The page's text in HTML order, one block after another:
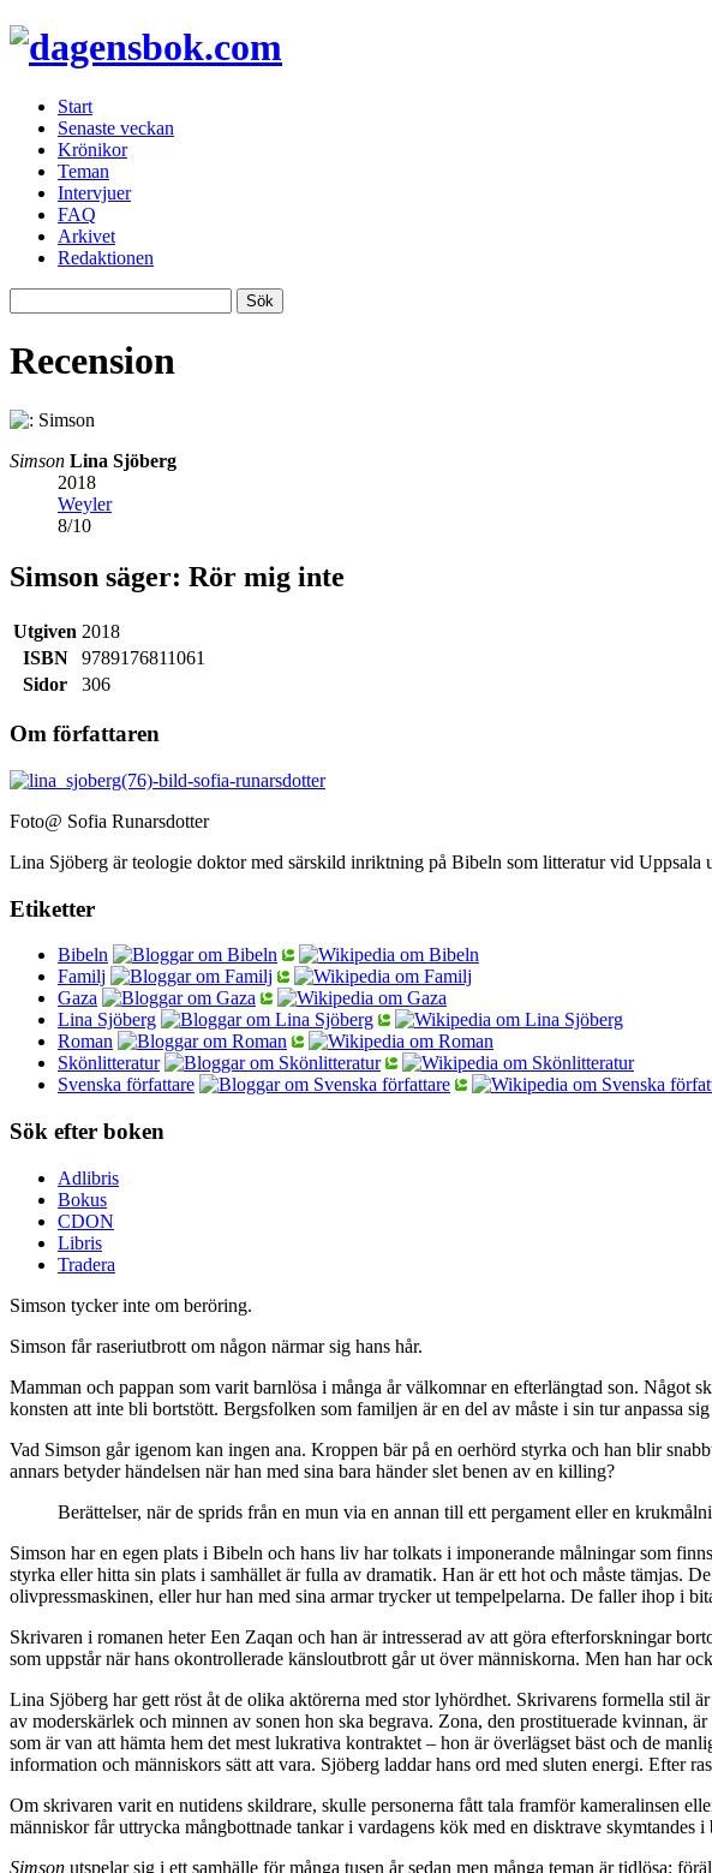
Start
Senaste veckan
Krönikor
Teman
Intervjuer
FAQ
Arkivet
Redaktionen
Recension
Simson Lina Sjöberg
2018
Weyler
8/10
Simson säger: Rör mig inte
Utgiven 2018
ISBN
9789176811061
Sidor
306
Om författaren
Foto@ Sofia Runarsdotter
Lina Sjöberg är teologie doktor med särskild inriktning på Bibeln som litteratur vid Uppsala
Etiketter
Bibeln
Familj
Gaza
Lina Sjöberg
Roman
Skönlitteratur
Svenska författare
Sök efter boken
Adlibris
Bokus
CDON
Libris
Tradera
Simson tycker inte om beröring.
Simson får raseriutbrott om någon närmar sig hans hår.
Mamman och pappan som varit barnlösa i många år välkomnar en efterlängtad son.
konsten att inte bli bortstött. Bergsfolken som familjen är en del av måste i sin tur anpassa
Vad Simson går igenom kan ingen ana. Kroppen bär på en oerhörd styrka och han blir
annars betyder händelsen när han med sina bara händer slet benen av en killing?
Berättelser, när de sprids från en mun via en annan till ett pergament eller en
Simson har en egen plats i Bibeln och hans liv har tolkats i imponerande målningar som
styrka eller hitta sin plats i samhället är fulla av dramatik. Han är ett hot och måste tämjas.
olivpressmaskinen, eller hur han med sina armar trycker ut tempelpelarna. De faller ihop i
Skrivaren i romanen heter Een Zaqan och han är intresserad av att göra efterforskningar
som uppstår när hans okontrollerade känsloutbrott går ut över människorna. Men han har
Lina Sjöberg har gett röst åt de olika aktörerna med stor lyhördhet. Skrivarens formella stil
av moderskärlek och minnen av sonen hon ska begrava. Zona, den prostituerade kvinnan,
som är van att hämta hem det mest lukrativa kontraktet – hon är överlägset bäst och de
information och människors sätt att vara. Sjöberg laddar hans ord med sluten energi. Efter
Om skrivaren varit en nutidens skildrare, skulle personerna fått tala framför kameralinsen
människor får uttrycka mångbottnade tankar i vardagens kök med en disktrave skymtandes i
Simson utspelar sig i ett samhälle för många tusen år sedan men många teman är tidlösa: